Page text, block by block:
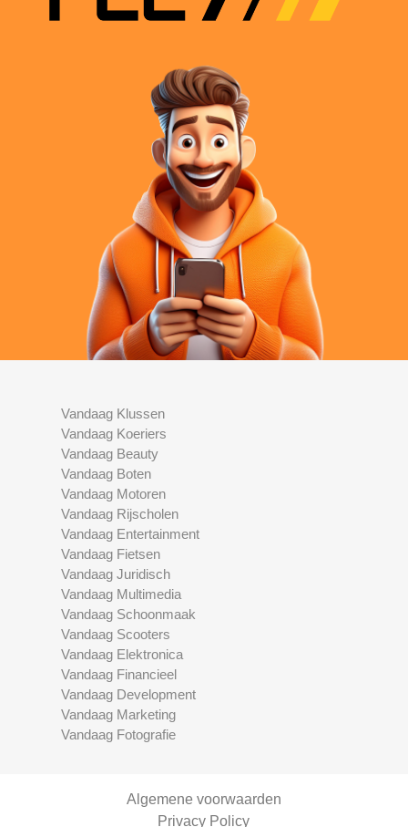
Vandaag Klussen
Vandaag Koeriers
Vandaag Beauty
Vandaag Boten
Vandaag Motoren
Vandaag Rijscholen
Vandaag Entertainment
Vandaag Fietsen
Vandaag Juridisch
Vandaag Multimedia
Vandaag Schoonmaak
Vandaag Scooters
Vandaag Elektronica
Vandaag Financieel
Vandaag Development
Vandaag Marketing
Vandaag Fotografie
Algemene voorwaarden
Privacy Policy